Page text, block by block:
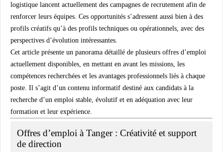
logistique lancent actuellement des campagnes de recrutement afin de
renforcer leurs équipes. Ces opportunités s’adressent aussi bien à des
profils créatifs qu’à des profils techniques ou opérationnels, avec des
perspectives d’évolution intéressantes.
Cet article présente un panorama détaillé de plusieurs offres d’emploi
actuellement disponibles, en mettant en avant les missions, les
compétences recherchées et les avantages professionnels liés à chaque
poste. Il s’agit d’un contenu informatif destiné aux candidats à la
recherche d’un emploi stable, évolutif et en adéquation avec leur
formation et leur expérience.
Offres d’emploi à Tanger : Créativité et support
de direction